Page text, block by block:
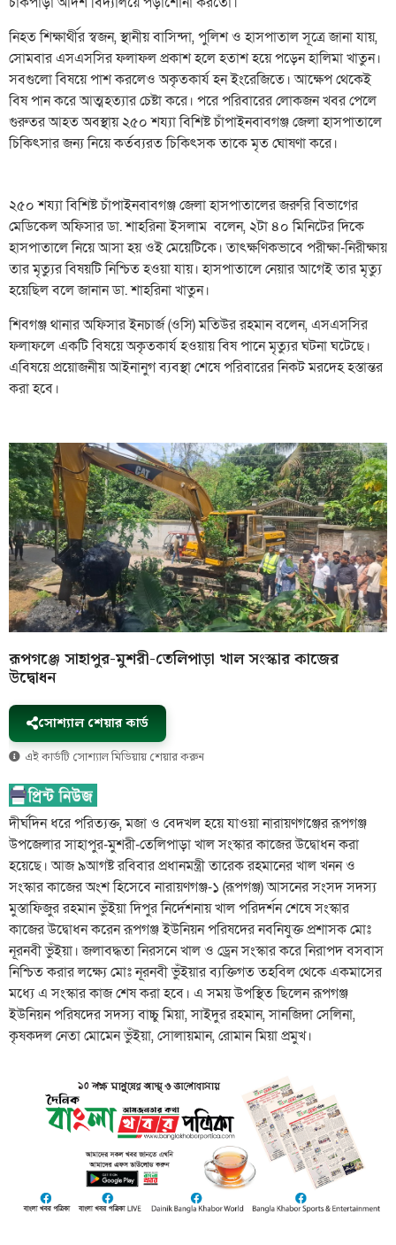
নিহত শিক্ষার্থীর স্বজন, স্থানীয় বাসিন্দা, পুলিশ ও হাসপাতাল সূত্রে জানা যায়,
সোমবার এসএসসির ফলাফল প্রকাশ হলে হতাশ হয়ে পড়েন হালিমা খাতুন।
সবগুলো বিষয়ে পাশ করলেও অকৃতকার্য হন ইংরেজিতে। আক্ষেপ থেকেই
বিষ পান করে আত্মহত্যার চেষ্টা করে। পরে পরিবারের লোকজন খবর পেলে
গুরুতর আহত অবস্থায় ২৫০ শয্যা বিশিষ্ট চাঁপাইনবাবগঞ্জ জেলা হাসপাতালে
চিকিৎসার জন্য নিয়ে কর্তব্যরত চিকিৎসক তাকে মৃত ঘোষণা করে।
২৫০ শয্যা বিশিষ্ট চাঁপাইনবাবগঞ্জ জেলা হাসপাতালের জরুরি বিভাগের
মেডিকেল অফিসার ডা. শাহরিনা ইসলাম বলেন, ২টা ৪০ মিনিটের দিকে
হাসপাতালে নিয়ে আসা হয় ওই মেয়েটিকে। তাৎক্ষণিকভাবে পরীক্ষা-নিরীক্ষায়
তার মৃত্যুর বিষয়টি নিশ্চিত হওয়া যায়। হাসপাতালে নেয়ার আগেই তার মৃত্যু
হয়েছিল বলে জানান ডা. শাহরিনা খাতুন।
শিবগঞ্জ থানার অফিসার ইনচার্জ (ওসি) মতিউর রহমান বলেন, এসএসসির
ফলাফলে একটি বিষয়ে অকৃতকার্য হওয়ায় বিষ পানে মৃত্যুর ঘটনা ঘটেছে।
এবিষয়ে প্রয়োজনীয় আইনানুগ ব্যবস্থা শেষে পরিবারের নিকট মরদেহ হস্তান্তর
করা হবে।
রূপগঞ্জে সাহাপুর-মুশরী-তেলিপাড়া খাল সংস্কার কাজের
উদ্বোধন
সোশ্যাল শেয়ার কার্ড
এই কার্ডটি সোশ্যাল মিডিয়ায় শেয়ার করুন
দীর্ঘদিন ধরে পরিত্যক্ত, মজা ও বেদখল হয়ে যাওয়া নারায়ণগঞ্জের রূপগঞ্জ
উপজেলার সাহাপুর-মুশরী-তেলিপাড়া খাল সংস্কার কাজের উদ্বোধন করা
হয়েছে। আজ ৯আগষ্ট রবিবার প্রধানমন্ত্রী তারেক রহমানের খাল খনন ও
সংস্কার কাজের অংশ হিসেবে নারায়ণগঞ্জ-১ (রূপগঞ্জ) আসনের সংসদ সদস্য
মুস্তাফিজুর রহমান ভুঁইয়া দিপুর নির্দেশনায় খাল পরিদর্শন শেষে সংস্কার
কাজের উদ্বোধন করেন রূপগঞ্জ ইউনিয়ন পরিষদের নবনিযুক্ত প্রশাসক মোঃ
নূরনবী ভুঁইয়া। জলাবদ্ধতা নিরসনে খাল ও ড্রেন সংস্কার করে নিরাপদ বসবাস
নিশ্চিত করার লক্ষ্যে মোঃ নূরনবী ভুঁইয়ার ব্যক্তিগত তহবিল থেকে একমাসের
মধ্যে এ সংস্কার কাজ শেষ করা হবে। এ সময় উপস্থিত ছিলেন রূপগঞ্জ
ইউনিয়ন পরিষদের সদস্য বাচ্চু মিয়া, সাইদুর রহমান, সানজিদা সেলিনা,
কৃষকদল নেতা মোমেন ভুঁইয়া, সোলায়মান, রোমান মিয়া প্রমুখ।